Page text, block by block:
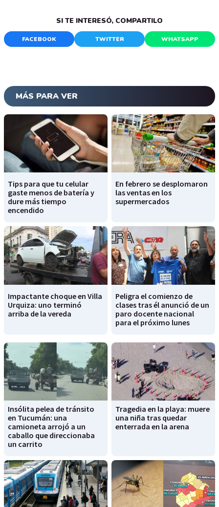
SI TE INTERESÓ, COMPARTILO
FACEBOOK TWITTER WHATSAPP
MÁS PARA VER
Tips para que tu celular
gaste menos de batería y
dure más tiempo
encendido
En febrero se desplomaron
las ventas en los
supermercados
Impactante choque en Villa
Urquiza: uno terminó
arriba de la vereda
Peligra el comienzo de
clases tras él anunció de un
paro docente nacional
para el próximo lunes
Insólita pelea de tránsito
en Tucumán: una
camioneta arrojó a un
caballo que direccionaba
un carrito
Tragedia en la playa: muere
una niña tras quedar
enterrada en la arena